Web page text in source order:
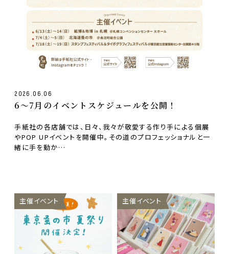
2026.06.06
6〜7月のイベントスケジュールを公開！
手紙社の各店舗では、日々、我々が敬愛する作り手による個展
やPOP UPイベントを開催中。その道のプロフェッショナルと一
緒に手を動か…
主催イベント 主催イベント